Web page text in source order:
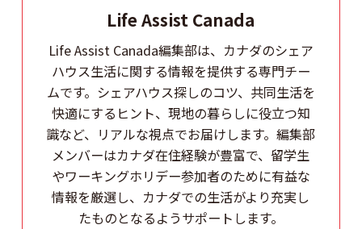
Life Assist Canada
Life Assist Canada編集部は、カナダのシェア
ハウス生活に関する情報を提供する専門チー
ムです。シェアハウス探しのコツ、共同生活を
快適にするヒント、現地の暮らしに役立つ知
識など、リアルな視点でお届けします。編集部
メンバーはカナダ在住経験が豊富で、留学生
やワーキングホリデー参加者のために有益な
情報を厳選し、カナダでの生活がより充実し
たものとなるようサポートします。